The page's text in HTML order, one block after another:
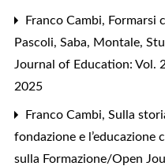
Franco Cambi, Formarsi
Pascoli, Saba, Montale,
Journal of Education: Vol.
2025
Franco Cambi, Sulla
fondazione e l’educazione
sulla Formazione/Open